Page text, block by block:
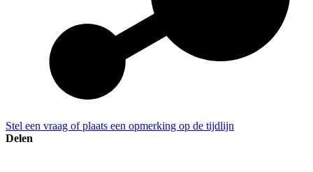
Stel een vraag of plaats een opmerking op de tijdlijn
Delen